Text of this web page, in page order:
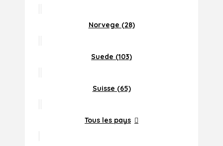
Norvege (28)
Suede (103)
Suisse (65)
Tous les pays